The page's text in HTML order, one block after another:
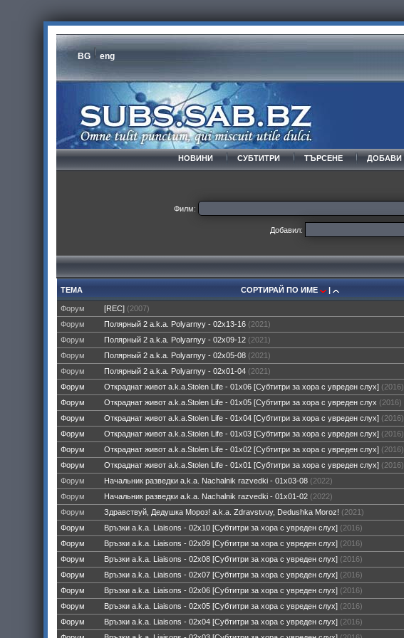
BG eng
НОВИНИ СУБТИТРИ ТЪРСЕНЕ ДОБАВИ
Филм:
Добавил:
ТЕМА СОРТИРАЙ ПО ИМЕ |
Форум [REC](2007)
Форум
Полярный 2 a.k.a. Polyarnyy - 02x13-16(2021)
Форум
Полярный 2 a.k.a. Polyarnyy - 02x09-12(2021)
Форум
Полярный 2 a.k.a. Polyarnyy - 02x05-08(2021)
Форум
Полярный 2 a.k.a. Polyarnyy - 02x01-04(2021)
Форум
Откраднат живот a.k.a.Stolen Life - 01x06 [Субтитри за хора с увреден слух](2016)
Форум
Откраднат живот a.k.a.Stolen Life - 01x05 [Субтитри за хора с увреден слух (2016)
Форум
Откраднат живот a.k.a.Stolen Life - 01x04 [Субтитри за хора с увреден слух](2016)
Форум
Откраднат живот a.k.a.Stolen Life - 01x03 [Субтитри за хора с увреден слух](2016)
Форум
Откраднат живот a.k.a.Stolen Life - 01x02 [Субтитри за хора с увреден слух](2016)
Форум
Откраднат живот a.k.a.Stolen Life - 01x01 [Субтитри за хора с увреден слух](2016)
Форум
Начальник разведки a.k.a. Nachalnik razvedki - 01x03-08(2022)
Форум
Начальник разведки a.k.a. Nachalnik razvedki - 01x01-02(2022)
Форум
Здравствуй, Дедушка Мороз! a.k.a. Zdravstvuy, Dedushka Moroz! (2021)
Форум
Връзки a.k.a. Liaisons - 02x10 [Субтитри за хора с увреден слух](2016)
Форум
Връзки a.k.a. Liaisons - 02x09 [Субтитри за хора с увреден слух](2016)
Форум
Връзки a.k.a. Liaisons - 02x08 [Субтитри за хора с увреден слух] (2016)
Форум
Връзки a.k.a. Liaisons - 02x07 [Субтитри за хора с увреден слух](2016)
Форум
Връзки a.k.a. Liaisons - 02x06 [Субтитри за хора с увреден слух](2016)
Форум
Връзки a.k.a. Liaisons - 02x05 [Субтитри за хора с увреден слух](2016)
Форум
Връзки a.k.a. Liaisons - 02x04 [Субтитри за хора с увреден слух](2016)